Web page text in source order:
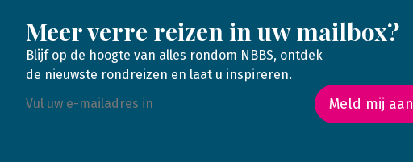
Meer verre reizen in uw mailbox?
Blijf op de hoogte van alles rondom NBBS, ontdek
de nieuwste rondreizen en laat u inspireren.
Meld mij aan